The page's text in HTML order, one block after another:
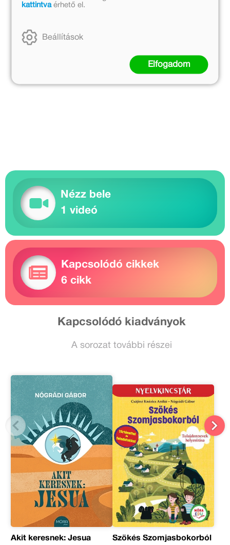
Nézz bele
1 videó
Kapcsolódó cikkek
6 cikk
Kapcsolódó kiadványok
A sorozat további részei
Akit keresnek: Jesua Szökés Szomjasbokorból
kattintvaérhető el.
Beállítások
Elfogadom